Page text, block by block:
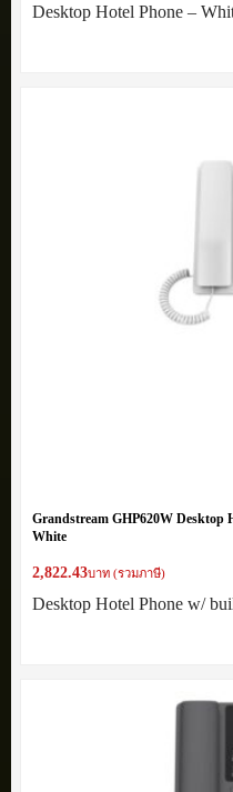
Desktop Hotel Phone –
Grandstream GHP620W Desktop
White
2,822.43บาท (รวมภาษี)
Desktop Hotel Phone w/